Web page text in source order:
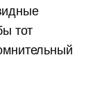
тот